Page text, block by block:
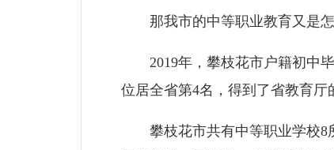
那我市的中等职业教育又是怎
2019年，攀枝花市户籍初中毕
位居全省第4名，得到了省教育厅
攀枝花市共有中等职业学校8所